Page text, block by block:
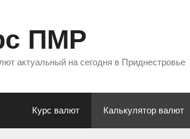
ПМР
актуальный на сегодня в Приднестровье
Курс валют Калькулятор валют